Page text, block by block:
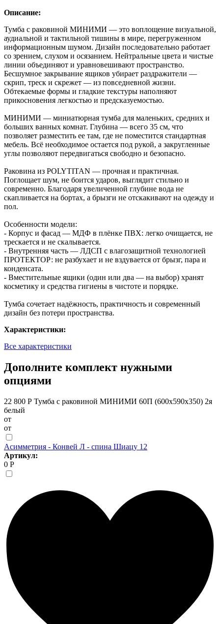
Описание:
Тумба с раковиной МИНИМИ — это воплощение визуальной,
аудиальной и тактильной тишины в мире, перегруженном
информационным шумом. Дизайн последовательно работает
со зрением, слухом и осязанием. Нейтральные цвета и чистые
линии объединяют и уравновешивают пространство.
Бесшумное закрывание ящиков убирает раздражители —
скрип, треск и скрежет — из повседневной жизни.
Обтекаемые формы и гладкие текстуры наполняют
прикосновения легкостью и предсказуемостью.
МИНИМИ — миниатюрная тумба для маленьких, средних и
больших ванных комнат. Глубина — всего 35 см, что
позволяет разместить ее там, где не поместится стандартная
мебель. Всё необходимое остается под рукой, а закругленные
углы позволяют передвигаться свободно и безопасно.
Раковина из POLYTITAN — прочная и практичная.
Поглощает шум, не боится ударов, выглядит стильно и
современно. Благодаря увеличенной глубине вода не
скапливается на бортах, а брызги не отскакивают на одежду и
пол.
Особенности модели:
- Корпус и фасад — МДФ в плёнке ПВХ: легко очищается, не
трескается и не скалывается.
- Внутренняя часть — ЛДСП с влагозащитной технологией
ПРОТЕКТОР: не разбухает и не вздувается от брызг, пара и
конденсата.
- Вместительные ящики (один или два — на выбор) хранят
косметику и средства гигиены в чистоте и порядке.
Тумба сочетает надёжность, практичность и современный
дизайн без потери пространства.
Характеристики:
Все характеристики
Дополните комплект нужными
опциями
22 800 Р Тумба с раковиной МИНИМИ 60П (600x590x350) 2я
белый
от
от
Асимметрия - Конвей Л - спина Шиацу 12
Артикул:
0 Р